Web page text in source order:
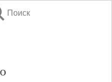
Поиск